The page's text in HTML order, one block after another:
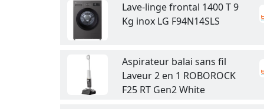
Lave-linge frontal 1400 T 9
Kg inox LG F94N14SLS
Aspirateur balai sans fil
Laveur 2 en 1 ROBOROCK
F25 RT Gen2 White